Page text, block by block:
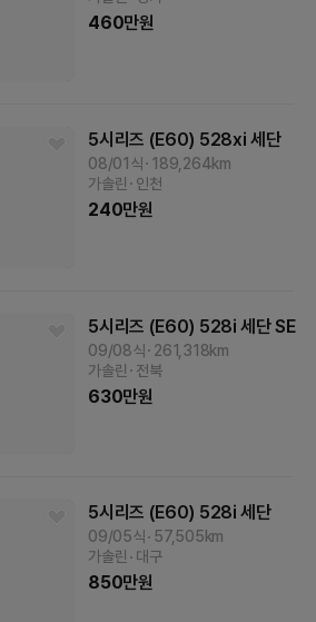
460만원
5시리즈 (E60) 528xi 세단
08/01식 189,264km
가솔린
인천
240만원
5시리즈 (E60) 528i 세단 SE
09/08식 261,318km
가솔린
전북
630만원
5시리즈 (E60) 528i 세단
09/05식 57,505km
가솔린
대구
850만원